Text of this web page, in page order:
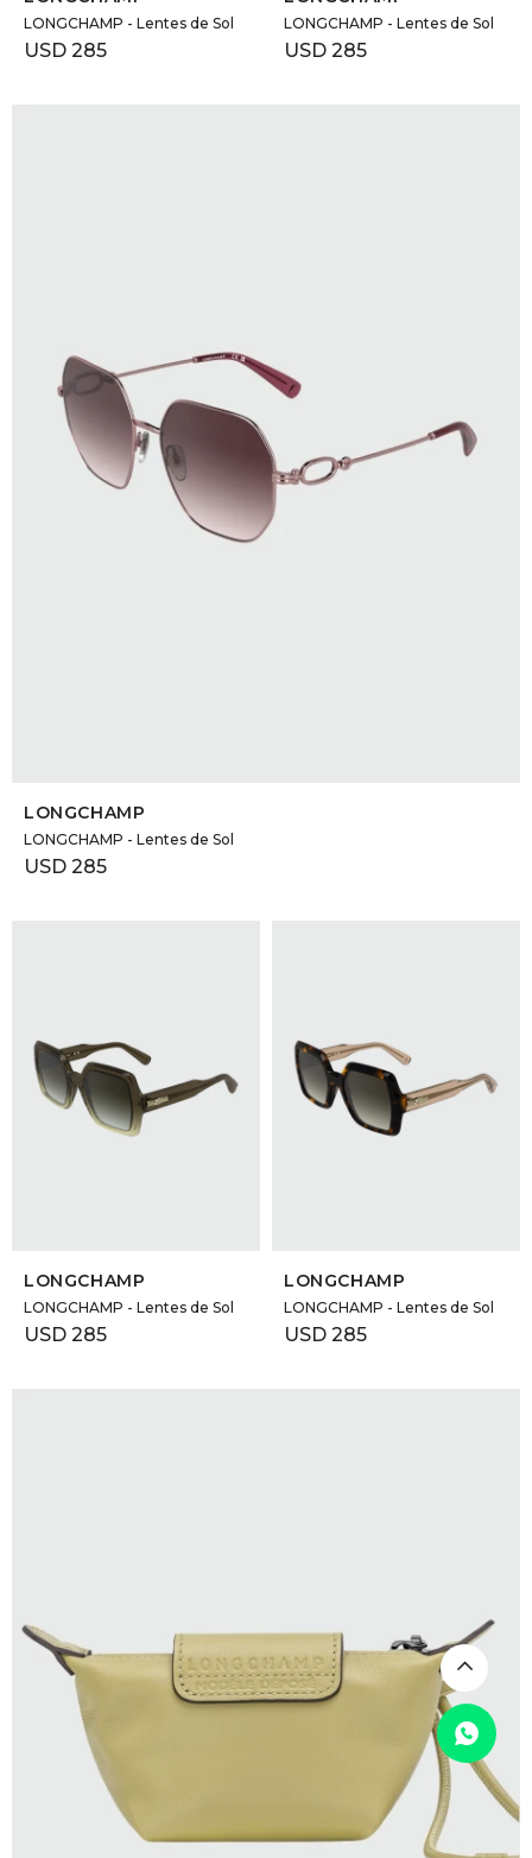
LONGCHAMP - Lentes de Sol
USD 285
LONGCHAMP - Lentes de Sol
USD 285
LONGCHAMP
LONGCHAMP - Lentes de Sol
USD 285
LONGCHAMP
LONGCHAMP - Lentes de Sol
USD 285
LONGCHAMP
LONGCHAMP - Lentes de Sol
USD 285